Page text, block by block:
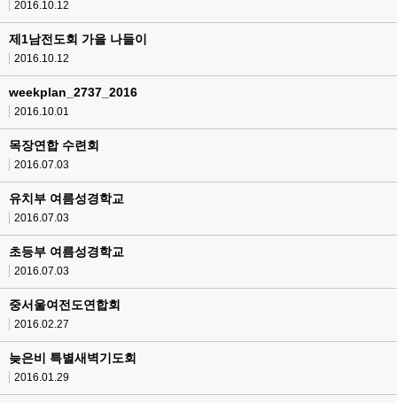
2016.10.12
제1남전도회 가을 나들이
2016.10.12
weekplan_2737_2016
2016.10.01
목장연합 수련회
2016.07.03
유치부 여름성경학교
2016.07.03
초등부 여름성경학교
2016.07.03
중서울여전도연합회
2016.02.27
늦은비 특별새벽기도회
2016.01.29